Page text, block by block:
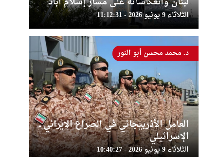
الثلاثاء 9 يونيو 2026 - 11:12:31
العامل الأذربيجاني في الصراع الإيراني ــ
الإسرائيلي
الثلاثاء 9 يونيو 2026 - 10:40:27
د. محمد محسن أبو النور